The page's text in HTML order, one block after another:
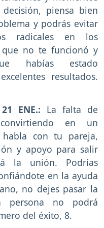
piensa bien
y podrás evitar
radicales en los
que no te funcionó y
habías estado
resultados.
ENE.: La falta de
en un
con tu pareja,
y apoyo para salir
la unión. Podrías
en la ayuda
no dejes pasar la
persona no podrá
del éxito, 8.